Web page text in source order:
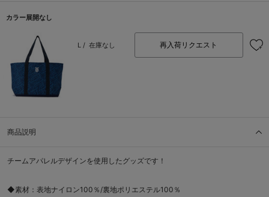
カラー展開なし
L / 在庫なし 再入荷リクエスト
商品説明
チームアパレルデザインを使用したグッズです！
◆素材：表地ナイロン100％/裏地ポリエステル100％